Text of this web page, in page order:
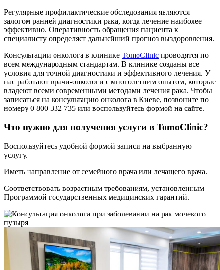
Регулярные профилактические обследования являются
залогом ранней диагностики рака, когда лечение наиболее
эффективно. Оперативность обращения пациента к
специалисту определяет дальнейший прогноз выздоровления.
Консультации онколога в клинике TomoClinic проводятся по
всем международным стандартам. В клинике созданы все
условия для точной диагностики и эффективного лечения. У
нас работают врачи-онкологи с многолетним опытом, которые
владеют всеми современными методами лечения рака. Чтобы
записаться на консультацию онколога в Киеве, позвоните по
номеру 0 800 332 735 или воспользуйтесь формой на сайте.
Что нужно для получения услуги в TomoClinic?
Воспользуйтесь удобной формой записи на выбранную
услугу.
Иметь направление от семейного врача или лечащего врача.
Соответствовать возрастным требованиям, установленным
Программой государственных медицинских гарантий.